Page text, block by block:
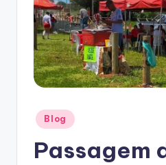
Posted
in
Blog
Passagem